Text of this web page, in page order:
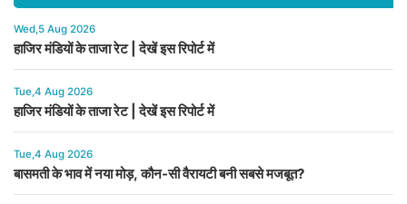
Wed,5 Aug 2026
हाजिर मंडियों के ताजा रेट | देखें इस रिपोर्ट में
Tue,4 Aug 2026
हाजिर मंडियों के ताजा रेट | देखें इस रिपोर्ट में
Tue,4 Aug 2026
बासमती के भाव में नया मोड़, कौन-सी वैरायटी बनी सबसे मजबूत?